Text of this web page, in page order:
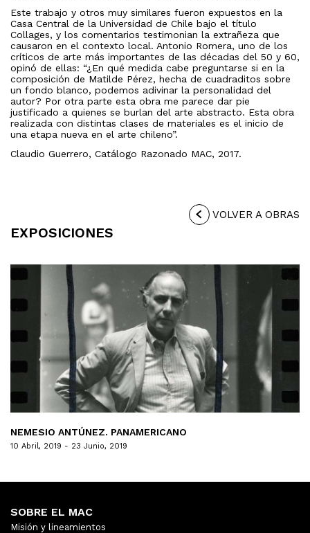
Este trabajo y otros muy similares fueron expuestos en la
Casa Central de la Universidad de Chile bajo el título
Collages, y los comentarios testimonian la extrañeza que
causaron en el contexto local. Antonio Romera, uno de los
críticos de arte más importantes de las décadas del 50 y 60,
opinó de ellas: “¿En qué medida cabe preguntarse si en la
composición de Matilde Pérez, hecha de cuadraditos sobre
un fondo blanco, podemos adivinar la personalidad del
autor? Por otra parte esta obra me parece dar pie
justificado a quienes se burlan del arte abstracto. Esta obra
realizada con distintas clases de materiales es el inicio de
una etapa nueva en el arte chileno”.
Claudio Guerrero, Catálogo Razonado MAC, 2017.
VOLVER A OBRAS
EXPOSICIONES
NEMESIO ANTÚNEZ. PANAMERICANO
10 Abril, 2019 - 23 Junio, 2019
SOBRE EL MAC
Misión y lineamientos